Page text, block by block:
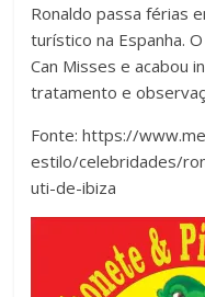
Ronaldo passa férias
turístico na Espanha.
Can Misses e acabou
tratamento e
Fonte: https://
estilo/celebridades/
uti-de-ibiza